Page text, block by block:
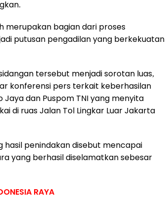
merupakan bagian dari proses
putusan pengadilan yang berkekuatan
tersebut menjadi sorotan luas,
konferensi pers terkait keberhasilan
dan Puspom TNI yang menyita
di ruas Jalan Tol Lingkar Luar Jakarta
penindakan disebut mencapai
yang berhasil diselamatkan sebesar
RAYA